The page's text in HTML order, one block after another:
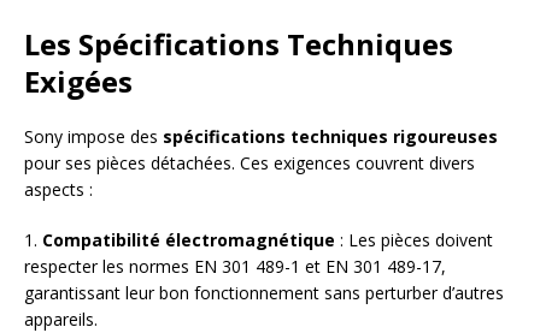
Les Spécifications Techniques
Exigées
Sony impose des spécifications techniques rigoureuses
pour ses pièces détachées. Ces exigences couvrent divers
aspects :
1. Compatibilité électromagnétique : Les pièces doivent
respecter les normes EN 301 489-1 et EN 301 489-17,
garantissant leur bon fonctionnement sans perturber d’autres
appareils.